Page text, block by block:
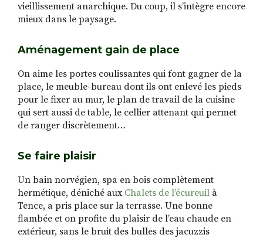
vieillissement anarchique. Du coup, il s’intègre encore
mieux dans le paysage.
Aménagement gain de place
On aime les portes coulissantes qui font gagner de la
place, le meuble-bureau dont ils ont enlevé les pieds
pour le fixer au mur, le plan de travail de la cuisine
qui sert aussi de table, le cellier attenant qui permet
de ranger discrètement…
Se faire plaisir
Un bain norvégien, spa en bois complètement
hermétique, déniché aux Chalets de l’écureuil à
Tence, a pris place sur la terrasse. Une bonne
flambée et on profite du plaisir de l’eau chaude en
extérieur, sans le bruit des bulles des jacuzzis